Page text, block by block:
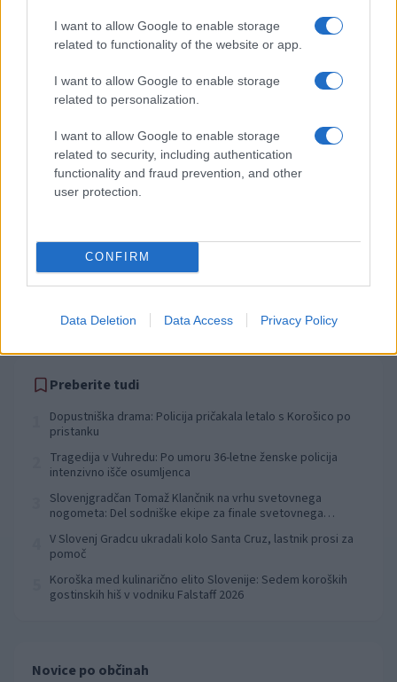
I want to allow Google to enable storage
related to functionality of the website or app.
I want to allow Google to enable storage
related to personalization.
I want to allow Google to enable storage
related to security, including authentication
functionality and fraud prevention, and other
user protection.
CONFIRM
Data Deletion Data Access Privacy Policy
zaposleni
Obvestila
Izklop elektrike: 424. Nadzorništvo Vuzenica - Območje Orlice
pred 14 urami
Izklop elektrike: 421. Nadzorništvo Ravne - Območje Podkraj
pred 14 urami
Izklop elektrike: 423. Nadzorništvo Vuzenica - Območje Mute
pred 14 urami
⚡Izklop elektrike: 422. Nadzorništvo Vuzenica - Območje
Vuhreda
Preberite tudi
Dopustniška drama: Policija pričakala letalo s Korošico po
pristanku
Tragedija v Vuhredu: Po umoru 36-letne ženske policija
intenzivno išče osumljenca
Slovenjgradčan Tomaž Klančnik na vrhu svetovnega
nogometa: Del sodniške ekipe za finale svetovnega
V Slovenj Gradcu ukradali kolo Santa Cruz, lastnik prosi za
pomoč
Koroška med kulinarično elito Slovenije: Sedem koroških
gostinskih hiš v vodniku Falstaff 2026
Novice po občinah